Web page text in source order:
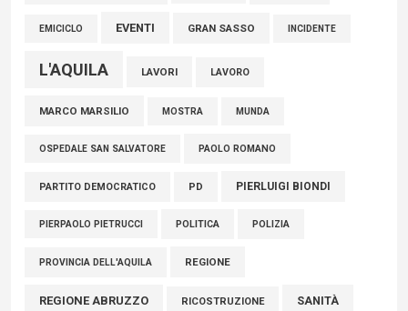
EMICICLO EVENTI GRAN SASSO INCIDENTE
L'AQUILA LAVORI LAVORO
MARCO MARSILIO MOSTRA MUNDA
OSPEDALE SAN SALVATORE PAOLO ROMANO
PARTITO DEMOCRATICO PD PIERLUIGI BIONDI
PIERPAOLO PIETRUCCI POLITICA POLIZIA
PROVINCIA DELL'AQUILA REGIONE
REGIONE ABRUZZO RICOSTRUZIONE SANITÀ